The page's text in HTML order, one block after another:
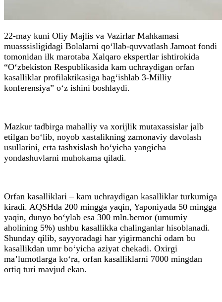
22-may kuni Oliy Majlis va Vazirlar Mahkamasi
muasssisligidagi Bolalarni qo‘llab-quvvatlash Jamoat fondi
tomonidan ilk marotaba Xalqaro ekspertlar ishtirokida
“O‘zbekiston Respublikasida kam uchraydigan orfan
kasalliklar profilaktikasiga bag‘ishlab 3-Milliy
konferensiya” o‘z ishini boshlaydi.
Mazkur tadbirga mahalliy va xorijlik mutaxassislar jalb
etilgan bo‘lib, noyob xastalikning zamonaviy davolash
usullarini, erta tashxislash bo‘yicha yangicha
yondashuvlarni muhokama qiladi.
Orfan kasalliklari – kam uchraydigan kasalliklar turkumiga
kiradi. AQSHda 200 mingga yaqin, Yaponiyada 50 mingga
yaqin, dunyo bo‘ylab esa 300 mln.bemor (umumiy
aholining 5%) ushbu kasallikka chalinganlar hisoblanadi.
Shunday qilib, sayyoradagi har yigirmanchi odam bu
kasallikdan umr bo‘yicha aziyat chekadi. Oxirgi
ma’lumotlarga ko‘ra, orfan kasalliklarni 7000 mingdan
ortiq turi mavjud ekan.